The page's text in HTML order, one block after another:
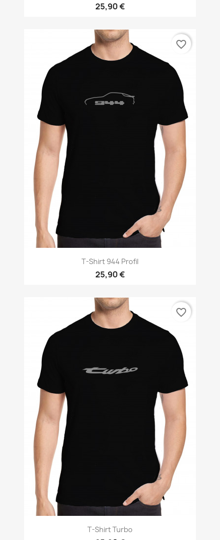
25,90 €
T-Shirt 944 Profil
25,90 €
favorite_border
T-Shirt Turbo
favorite_border